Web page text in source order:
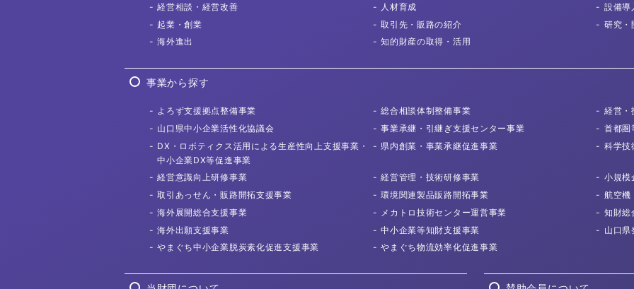
経営相談 ・経営改善 人材育成
設備導
起業・創業
取引先 ・販路の紹介
研究・
海外進出
知的財産の取得 ・活用
事業から探す
よろず支援拠点整備事業 総合相談体制整備事業
経営・
山口県中小企業活性化協議会
事業承継・ 引継ぎ支援センター事業
首都圏
DX・ロボティクス活用による生産性向上支援事業・
中小企業DX等促進事業
県内創業・ 事業承継促進事業 科学技
経営意識向上研修事業 経営管理・ 技術研修事業
小規模
取引あっせん・販路開拓支援事業 環境関連製品販路開拓事業
航空機
海外展開総合支援事業 メカトロ技術センター運営事業
知財総
海外出願支援事業 中小企業等知財支援事業
山口県
やまぐち中小企業脱炭素化促進支援事業 やまぐち物流効率化促進事業